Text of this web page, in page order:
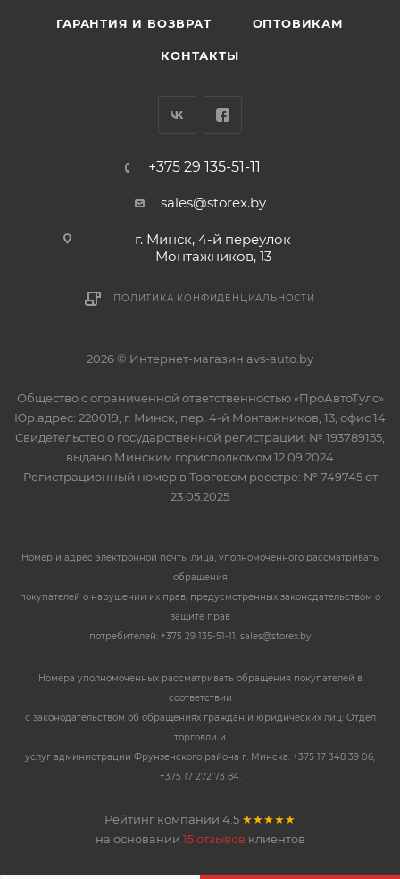
ГАРАНТИЯ И ВОЗВРАТ ОПТОВИКАМ
КОНТАКТЫ
+375 29 135-51-11
sales@storex.by
г. Минск, 4-й переулок
Монтажников, 13
ПОЛИТИКА КОНФИДЕНЦИАЛЬНОСТИ
2026 © Интернет-магазин avs-auto.by
Общество с ограниченной ответственностью «ПроАвтоТулс»
Юр.адрес: 220019, г. Минск, пер. 4-й Монтажников, 13, офис 14
Свидетельство о государственной регистрации: № 193789155,
выдано Минским горисполкомом 12.09.2024
Регистрационный номер в Торговом реестре: № 749745 от
23.05.2025
Номер и адрес электронной почты лица, уполномоченного рассматривать
обращения
покупателей о нарушении их прав, предусмотренных законодательством о
защите прав
потребителей: +375 29 135-51-11, sales@storex.by
Номера уполномоченных рассматривать обращения покупателей в
соответствии
с законодательством об обращениях граждан и юридических лиц: Отдел
торговли и
услуг администрации Фрунзенского района г. Минска: +375 17 348 39 06,
+375 17 272 73 84.
Рейтинг компании 4.5 ★★★★★
на основании 15 отзывов клиентов